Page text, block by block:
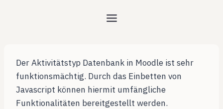
Der Aktivitätstyp Datenbank in Moodle ist sehr
funktionsmächtig. Durch das Einbetten von
Javascript können hiermit umfängliche
Funktionalitäten bereitgestellt werden.